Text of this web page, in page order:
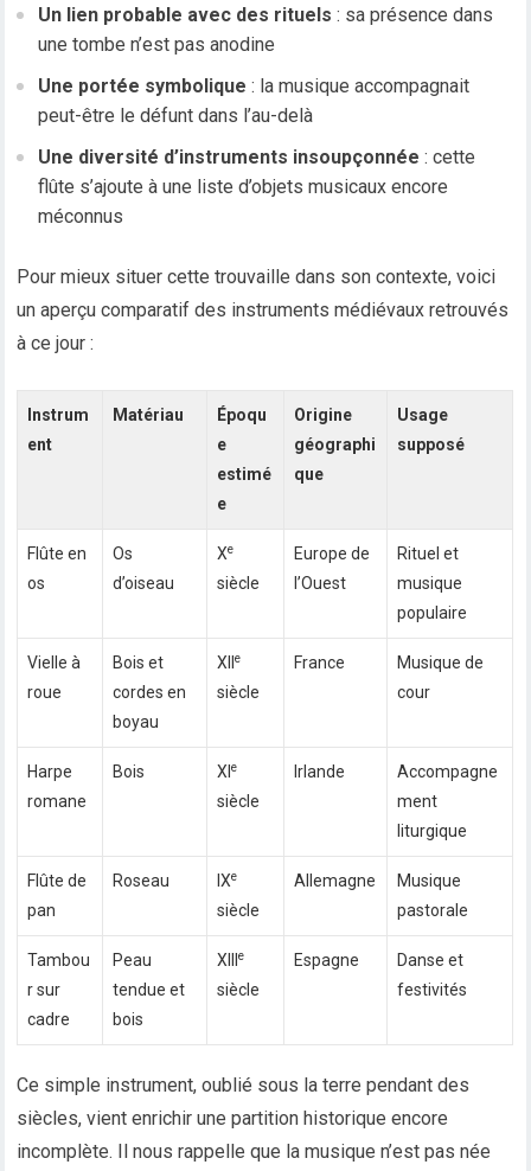
Un lien probable avec des rituels : sa présence dans
une tombe n’est pas anodine
Une portée symbolique : la musique accompagnait
peut-être le défunt dans l’au-delà
Une diversité d’instruments insoupçonnée : cette
flûte s’ajoute à une liste d’objets musicaux encore
méconnus
Pour mieux situer cette trouvaille dans son contexte, voici
un aperçu comparatif des instruments médiévaux retrouvés
à ce jour :
Instrum
ent
Matériau
Époqu
e
estimé
e
Origine
géographi
que
Usage
supposé
Flûte en
os
Os
d’oiseau
Xe
siècle
Europe de
l’Ouest
Rituel et
musique
populaire
Vielle à
roue
Bois et
cordes en
boyau
XIIe
siècle
France
Musique de
cour
Harpe
romane
Bois XIe
siècle
Irlande
Accompagne
ment
liturgique
Flûte de
pan
Roseau IXe
siècle
Allemagne
Musique
pastorale
Tambou
r sur
cadre
Peau
tendue et
bois
XIIIe
siècle
Espagne
Danse et
festivités
Ce simple instrument, oublié sous la terre pendant des
siècles, vient enrichir une partition historique encore
incomplète. Il nous rappelle que la musique n’est pas née